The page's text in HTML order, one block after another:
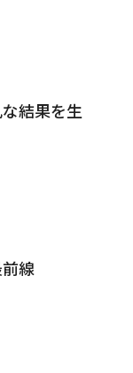
結果を生
線